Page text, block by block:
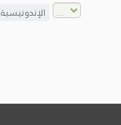
الإندونيسية